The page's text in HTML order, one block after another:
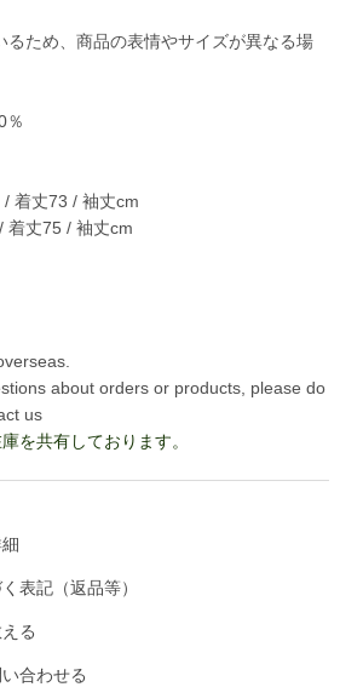
るため、商品の表情やサイズが異なる場
％
着丈73 / 袖丈cm
着丈75 / 袖丈cm
about orders or products, please do
us
を共有しております。
表記（返品等）
る
合わせる